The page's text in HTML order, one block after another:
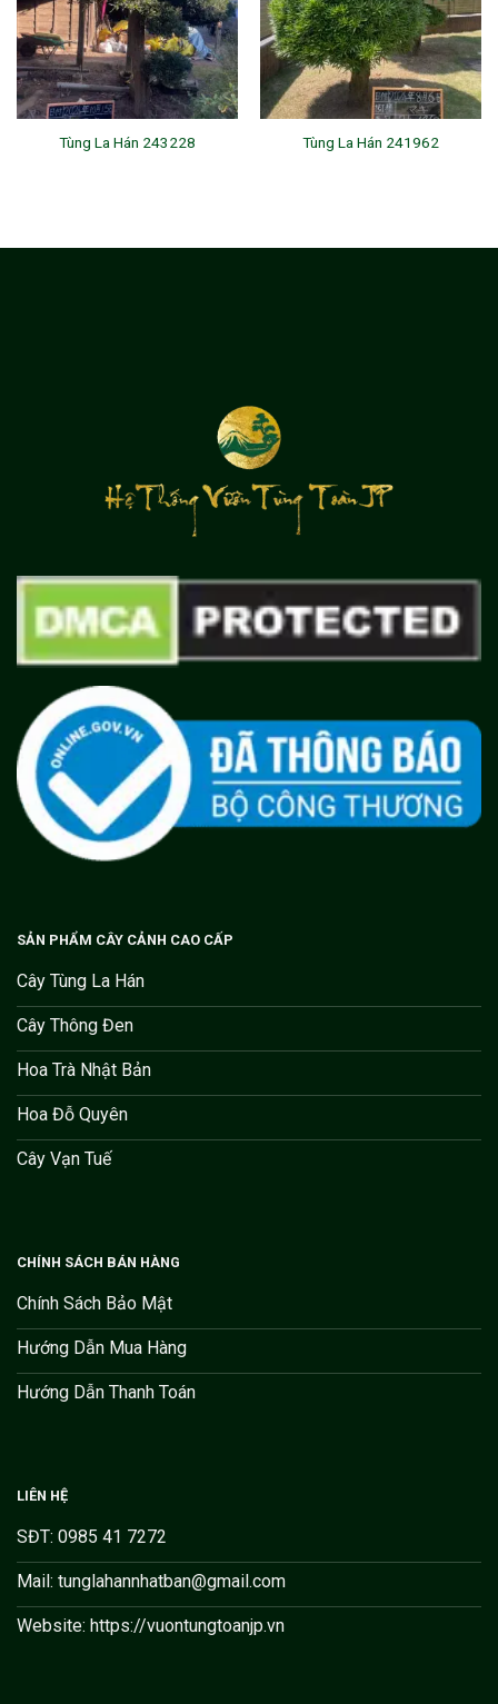
Tùng La Hán 243228 Tùng La Hán 241962
SẢN PHẨM CÂY CẢNH CAO CẤP
Cây Tùng La Hán
Cây Thông Đen
Hoa Trà Nhật Bản
Hoa Đỗ Quyên
Cây Vạn Tuế
CHÍNH SÁCH BÁN HÀNG
Chính Sách Bảo Mật
Hướng Dẫn Mua Hàng
Hướng Dẫn Thanh Toán
LIÊN HỆ
SĐT: 0985 41 7272
Mail: tunglahannhatban@gmail.com
Website: https://vuontungtoanjp.vn